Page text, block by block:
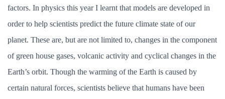
factors. In physics this year I learnt that models are developed in
order to help scientists predict the future climate state of our
planet. These are, but are not limited to, changes in the component
of green house gases, volcanic activity and cyclical changes in the
Earth’s orbit. Though the warming of the Earth is caused by
certain natural forces, scientists believe that humans have been